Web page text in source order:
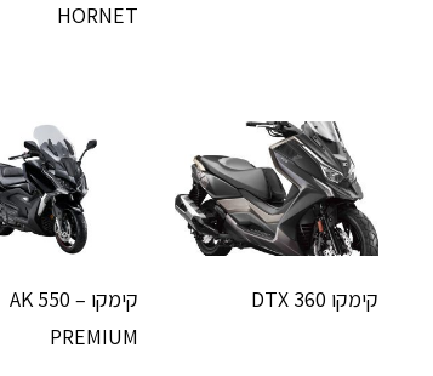
HORNET
קימקו DTX 360
קימקו AK 550 –
PREMIUM